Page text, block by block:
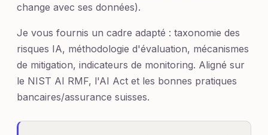
change avec ses données).
Je vous fournis un cadre adapté : taxonomie des
risques IA, méthodologie d'évaluation, mécanismes
de mitigation, indicateurs de monitoring. Aligné sur
le NIST AI RMF, l'AI Act et les bonnes pratiques
bancaires/assurance suisses.